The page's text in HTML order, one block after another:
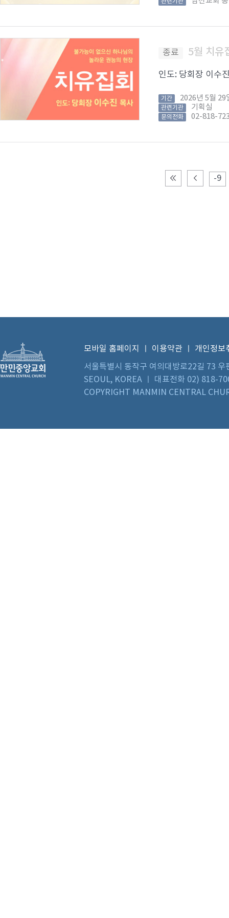
종료 5월 치유
인도: 당회장 이수
기간 2026년 5월 29
관련기관 기획실
문의전화 02-818-
-9
모바일 홈페이지 이용약관
개인정보
서울특별시 동작구 여의대방로22길 73
SEOUL, KOREA ㅣ 대표전화 02) 818-
COPYRIGHT MANMIN CENTRAL